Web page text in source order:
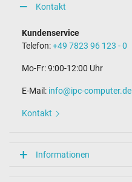
Kontakt
Kundenservice
Telefon:+49 7823 96 123 - 0
Mo-Fr: 9:00-12:00 Uhr
E-Mail: info@ipc-computer.de
Kontakt
Informationen